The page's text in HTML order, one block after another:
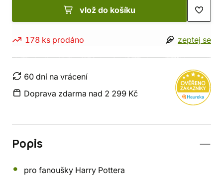
vlož do košíku
178 ks prodáno zeptej se
60 dní na vrácení
Doprava zdarma nad 2 299 Kč
Popis
pro fanoušky Harry Pottera